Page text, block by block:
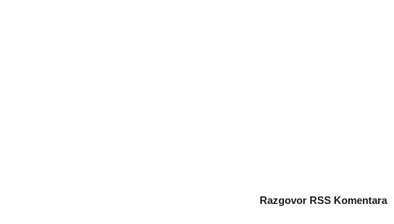
Razgovor RSS Komentara